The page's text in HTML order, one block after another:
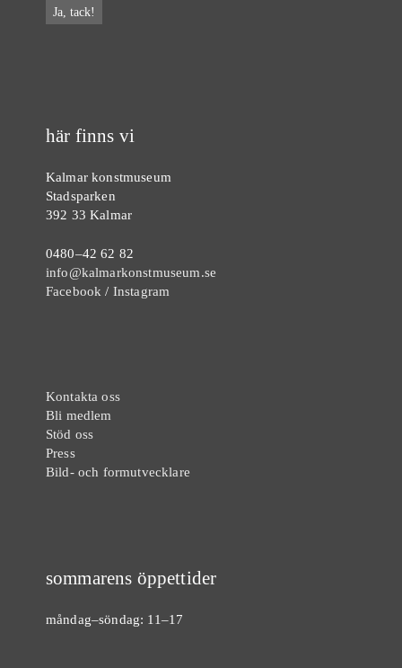
här finns vi
Kalmar konstmuseum
Stadsparken
392 33 Kalmar
0480–42 62 82
info@kalmarkonstmuseum.se
Facebook / Instagram
Kontakta oss
Bli medlem
Stöd oss
Press
Bild- och formutvecklare
sommarens öppettider
måndag–söndag: 11–17